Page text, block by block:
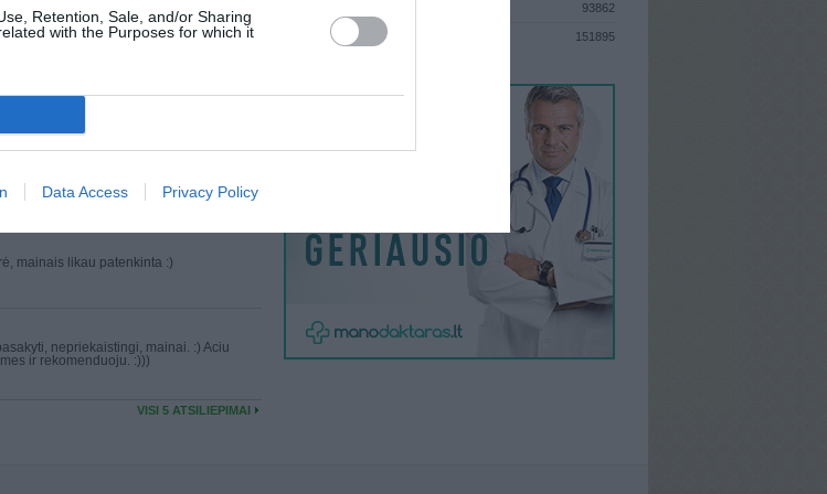
Retention, Sale, and/or Sharing
with the Purposes for which it
Data Access Privacy Policy
mainais likau patenkinta :)
nepriekaistingi, mainai. :) Aciu
ir rekomenduoju. :)))
VISI 5 ATSILIEPIMAI
93862
ŽMONĖS 151895